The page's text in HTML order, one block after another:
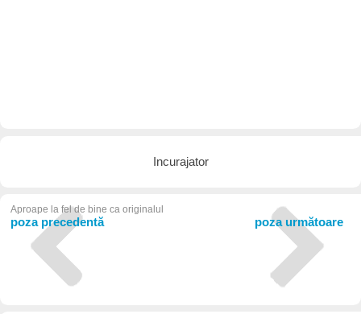
Incurajator
Aproape la fel de bine ca originalul
poza precedentă poza următoare